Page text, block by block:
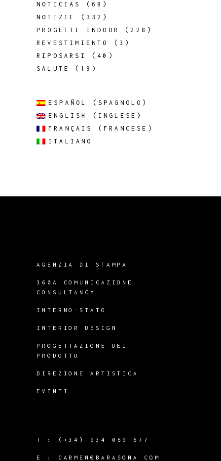
NOTICIAS
(68)
NOTIZIE
(332)
PROGETTI INDOOR
(228)
REVESTIMIENTO
(3)
RIPOSARSI
(40)
SALUTE
(19)
ESPAÑOL ( SPAGNOLO )
ENGLISH
( INGLESE )
FRANÇAIS
(FRANCESE )
ITALIANO
AGENZIA DI STAMPA
360A COMUNICAZIONE
CONSULTANCY
INTERNO-STATO
INTERIOR DESIGN
PROGETTAZIONE DEL
PRODOTTO
DIREZIONE ARTISTICA
EVENTI
T : (+34) 934 069 677
E : CARMEN@BARASONA.COM